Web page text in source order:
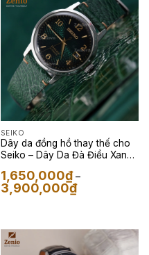
1,650,000₫
SEIKO
Dây da đồng hồ thay thế cho
Seiko – Dây Da Đà Điểu Xanh
1,650,000₫ –
3,900,000₫Khoảng
giá:
3,900,000₫